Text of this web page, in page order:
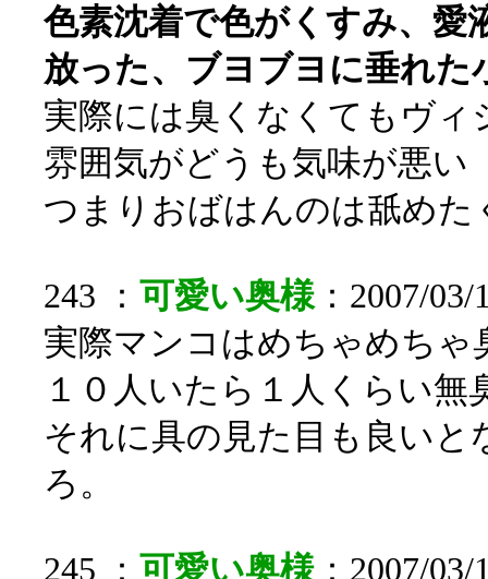
色素沈着で色がくすみ、愛
放った、ブヨブヨに垂れた
実際には臭くなくてもヴ
雰囲気がどうも気味が悪い
つまりおばはんのは舐め
243 ： 可愛い奥様：2007/03/
実際マンコはめちゃめちゃ
１０人いたら１人くらい
それに具の見た目も良い
ろ。
245 ： 可愛い奥様 ：2007/